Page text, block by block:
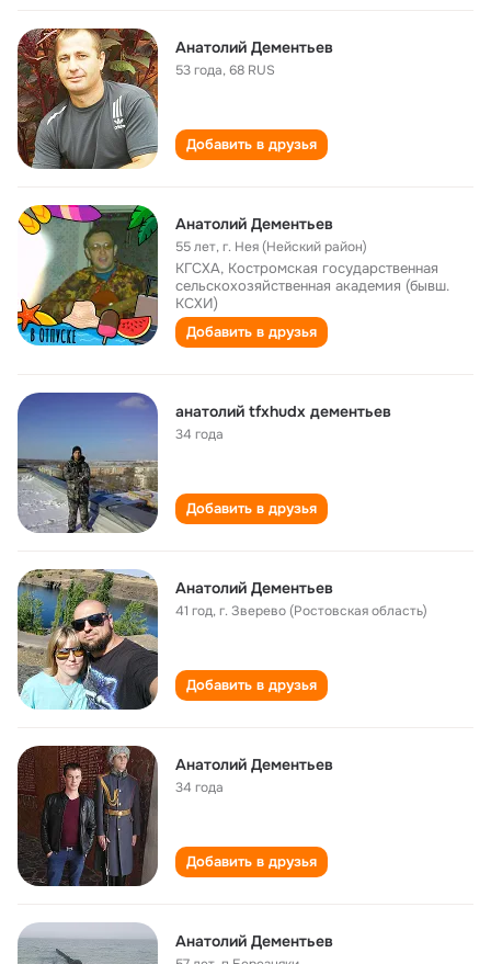
Анатолий Дементьев
53 года,68 RUS
Добавить в друзья
Анатолий Дементьев
55 лет,г. Нея (Нейский район)
КГСХА, Костромская государственная
сельскохозяйственная академия (бывш.
КСХИ)
Добавить в друзья
анатолий tfxhudx дементьев
34 года
Добавить в друзья
Анатолий Дементьев
41 год,г. Зверево (Ростовская область)
Добавить в друзья
Анатолий Дементьев
34 года
Добавить в друзья
Анатолий Дементьев